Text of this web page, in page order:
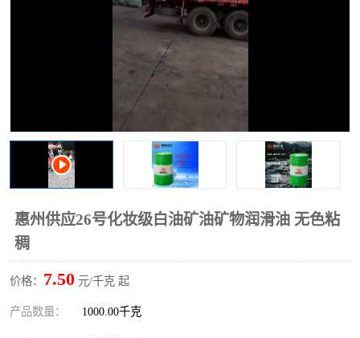
惠州供应26号化妆级白油矿油矿物润滑油 无色粘
稠
价格： 7.50 元/千克 起
产品数量： 1000.00千克